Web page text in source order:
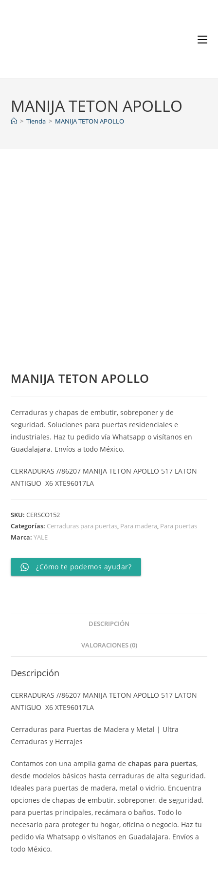
MANIJA TETON APOLLO
> Tienda > MANIJA TETON APOLLO
MANIJA TETON APOLLO
Cerraduras y chapas de embutir, sobreponer y de
seguridad. Soluciones para puertas residenciales e
industriales. Haz tu pedido vía Whatsapp o visítanos en
Guadalajara. Envíos a todo México.
CERRADURAS //86207 MANIJA TETON APOLLO 517 LATON
ANTIGUO X6 XTE96017LA
SKU:CERSCO152
Categorías: Cerraduras para puertas, Para madera, Para puertas
Marca:YALE
¿Cómo te podemos ayudar?
DESCRIPCIÓN
VALORACIONES (0)
Descripción
CERRADURAS //86207 MANIJA TETON APOLLO 517 LATON
ANTIGUO X6 XTE96017LA
Cerraduras para Puertas de Madera y Metal | Ultra
Cerraduras y Herrajes
Contamos con una amplia gama dechapas para puertas,
desde modelos básicos hasta cerraduras de alta seguridad.
Ideales para puertas de madera, metal o vidrio. Encuentra
opciones de chapas de embutir, sobreponer, de seguridad,
para puertas principales, recámara o baños. Todo lo
necesario para proteger tu hogar, oficina o negocio. Haz tu
pedido vía Whatsapp o visítanos en Guadalajara. Envíos a
todo México.